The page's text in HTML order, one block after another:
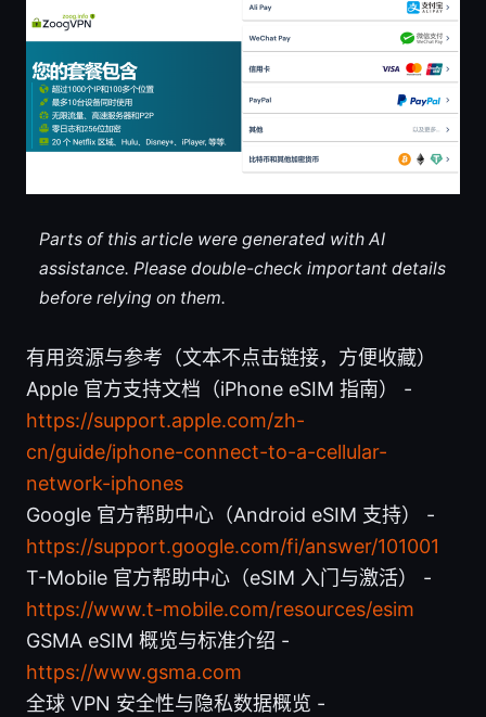
Parts of this article were generated with AI
assistance. Please double-check important details
before relying on them.
有用资源与参考（文本不点击链接，方便收藏）
Apple 官方支持文档（iPhone eSIM 指南） -
https://support.apple.com/zh-
cn/guide/iphone-connect-to-a-cellular-
network-iphones
Google 官方帮助中心（Android eSIM 支持） -
https://support.google.com/fi/answer/101001
T-Mobile 官方帮助中心（eSIM 入门与激活） -
https://www.t-mobile.com/resources/esim
GSMA eSIM 概览与标准介绍 -
https://www.gsma.com
全球 VPN 安全性与隐私数据概览 -